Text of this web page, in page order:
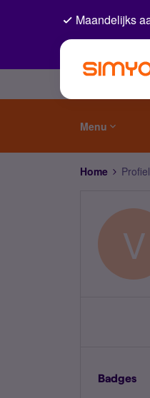
Maandelijks
Menu
Home
V
Badges